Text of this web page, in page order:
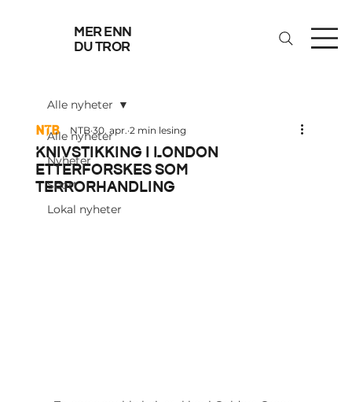
mer enn
du tror
Alle nyheter
Nyheter
Sport
Lokal nyheter
Alle nyheter
Knivstikking i London
etterforskes som
terrorhandling
NTB 30. apr. 2 min lesing